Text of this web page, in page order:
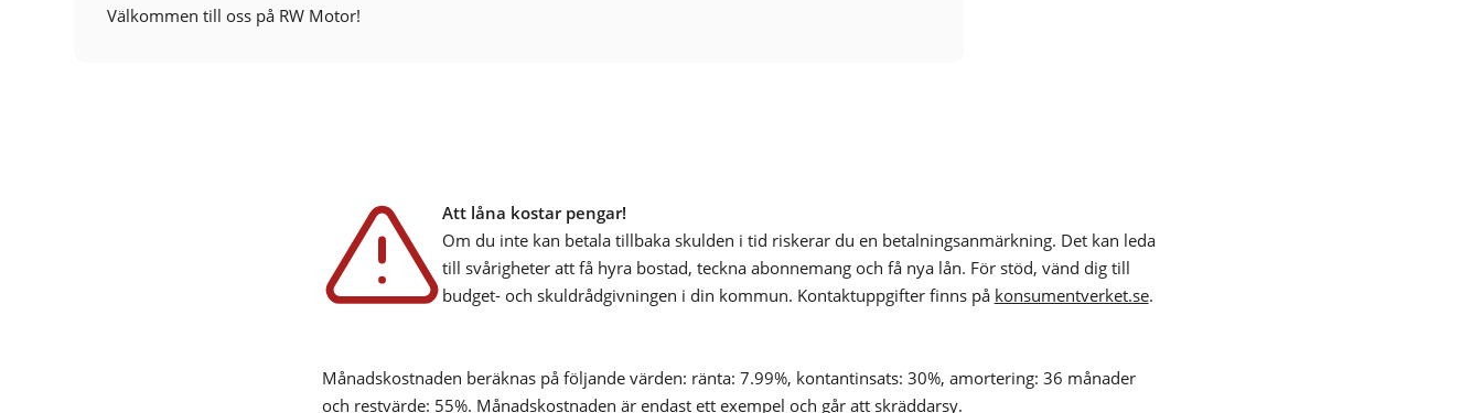
Servostyrning
Välkommen till oss på RW Motor!
Att låna kostar pengar!
Om du inte kan betala tillbaka skulden i tid riskerar du en betalningsanmärkning. Det kan leda
till svårigheter att få hyra bostad, teckna abonnemang och få nya lån. För stöd, vänd dig till
budget- och skuldrådgivningen i din kommun. Kontaktuppgifter finns på konsumentverket.se.
Månadskostnaden beräknas på följande värden: ränta: 7.99%, kontantinsats: 30%, amortering: 36 månader
och restvärde: 55%. Månadskostnaden är endast ett exempel och går att skräddarsy.